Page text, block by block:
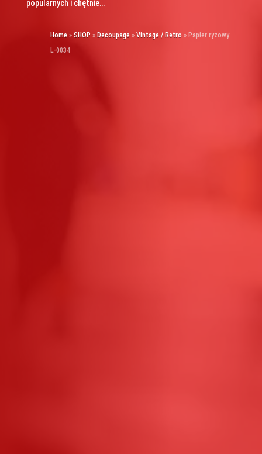
popularnych i chętnie…
Home » SHOP » Decoupage » Vintage / Retro »Papier ryżowy
L-0034